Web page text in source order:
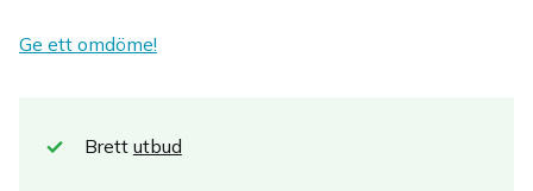
Ge ett omdöme!
Brett utbud